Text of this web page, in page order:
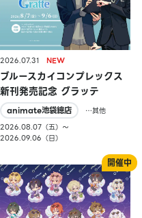
2026.07.31
ブルースカイコンプレックス
新刊発売記念 グラッテ
animate池袋總店
…其他
2026.08.07（五）〜
2026.09.06（日）